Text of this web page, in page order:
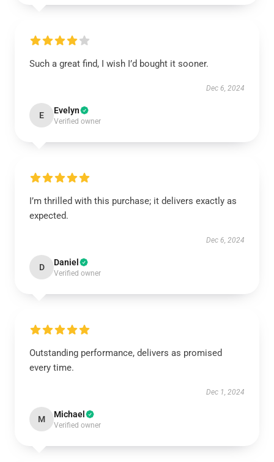
Such a great find, I wish I’d bought it sooner.
Dec 6, 2024
E Evelyn
Verified owner
I’m thrilled with this purchase; it delivers exactly as
expected.
Dec 6, 2024
D Daniel
Verified owner
Outstanding performance, delivers as promised
every time.
Dec 1, 2024
M Michael
Verified owner